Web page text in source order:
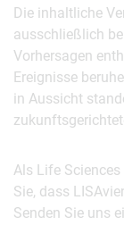
Die inhaltliche
ausschließlich
Vorhersagen
Ereignisse
in Aussicht
Als Life
Sie, dass
Senden Sie uns